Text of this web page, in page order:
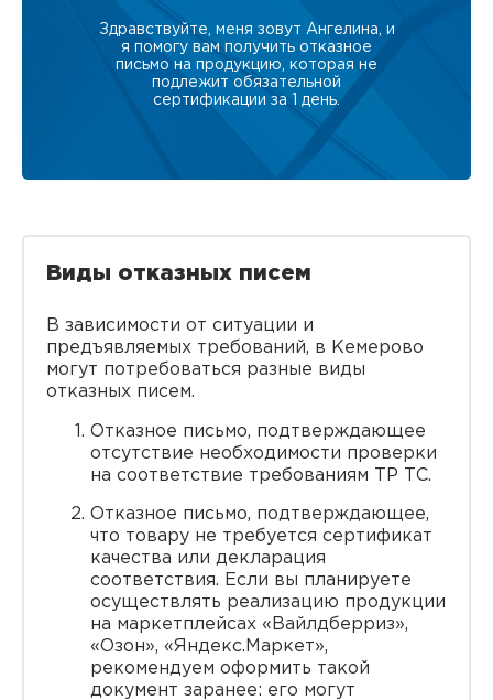
Здравствуйте, меня зовут Ангелина, и
я помогу вам получить отказное
письмо на продукцию, которая не
подлежит обязательной
сертификации за 1 день.
Виды отказных писем
В зависимости от ситуации и
предъявляемых требований, в Кемерово
могут потребоваться разные виды
отказных писем.
Отказное письмо, подтверждающее
отсутствие необходимости проверки
на соответствие требованиям ТР ТС.
Отказное письмо, подтверждающее,
что товару не требуется сертификат
качества или декларация
соответствия. Если вы планируете
осуществлять реализацию продукции
на маркетплейсах «Вайлдберриз»,
«Озон», «Яндекс.Маркет»,
рекомендуем оформить такой
документ заранее: его могут